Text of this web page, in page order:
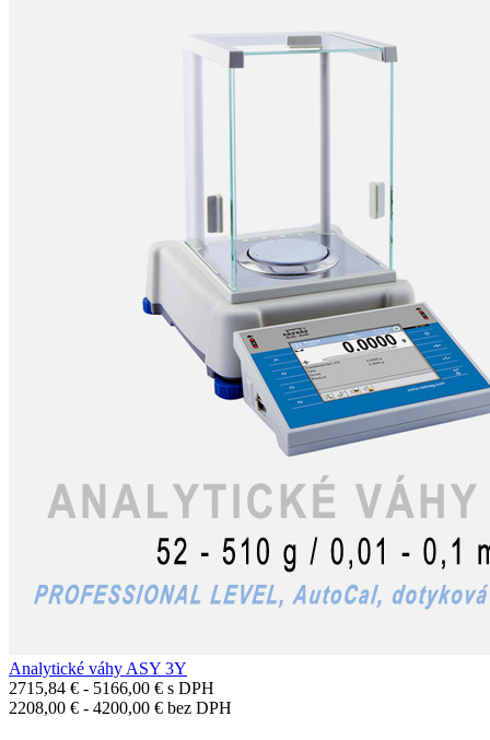
Analytické váhy ASY 3Y
2715,84 € - 5166,00 € s DPH
2208,00 € - 4200,00 € bez DPH